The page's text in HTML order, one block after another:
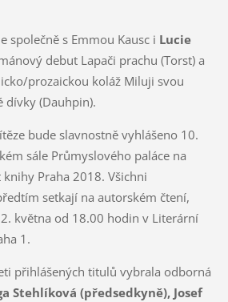
společně s Emmou Kausc i Lucie
debut Lapači prachu (Torst) a
prozaickou koláž Miluji svou
dívky (Dauhpin).
bude slavnostně vyhlášeno 10.
sále Průmyslového paláce na
Praha 2018. Všichni
setkají na autorském čtení,
května od 18.00 hodin v Literární
1.
přihlášených titulů vybrala odborná
Stehlíková (předsedkyně), Josef